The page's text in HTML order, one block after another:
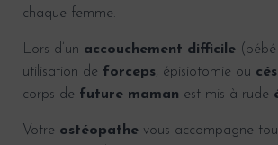
chaque femme.
Lors d’un accouchement difficile
utilisation de forceps, épisiotomie ou
corps de future maman est mis à rude
Votre ostéopathe vous accompagne